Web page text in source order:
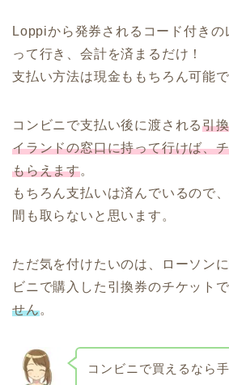
Loppiから発券されるコード付き
って行き、会計を済まるだけ！
支払い方法は現金ももちろん可能で
コンビニで支払い後に渡される引
イランドの窓口に持って行けば、
もらえます。
もちろん支払いは済んでいるので
間も取らないと思います。
ただ気を付けたいのは、ローソン
ビニで購入した引換券のチケット
せん。
コンビニで買えるなら